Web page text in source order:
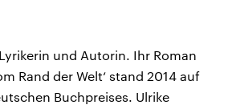
und Autorin. Ihr Roman
Rand der Welt‘ stand 2014 auf
Buchpreises. Ulrike